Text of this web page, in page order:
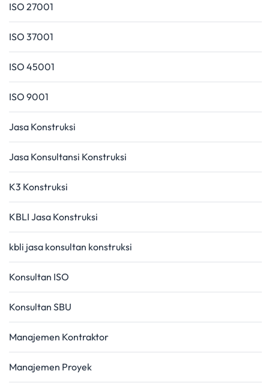
ISO 27001
ISO 37001
ISO 45001
ISO 9001
Jasa Konstruksi
Jasa Konsultansi Konstruksi
K3 Konstruksi
KBLI Jasa Konstruksi
kbli jasa konsultan konstruksi
Konsultan ISO
Konsultan SBU
Manajemen Kontraktor
Manajemen Proyek